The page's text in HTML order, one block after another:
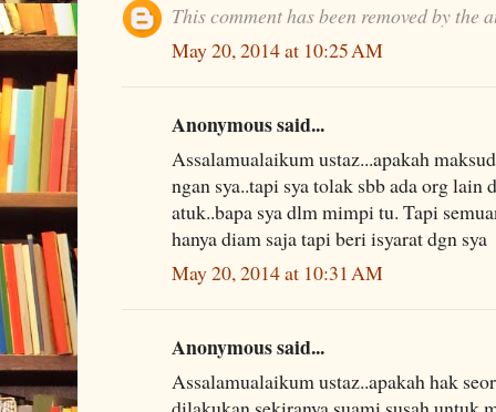
This comment has been removed by the
May 20, 2014 at 10:25 AM
Anonymous said...
Assalamualaikum ustaz...apakah
ngan sya..tapi sya tolak sbb ada org lain
atuk..bapa sya dlm mimpi tu. Tapi
hanya diam saja tapi beri isyarat dgn sya
May 20, 2014 at 10:31 AM
Anonymous said...
Assalamualaikum ustaz..apakah hak